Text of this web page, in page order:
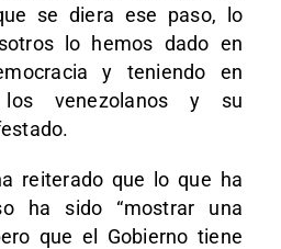
se diera ese paso, lo
lo hemos dado en
y teniendo en
los venezolanos y su
reiterado que lo que ha
ha sido “mostrar una
que el Gobierno tiene